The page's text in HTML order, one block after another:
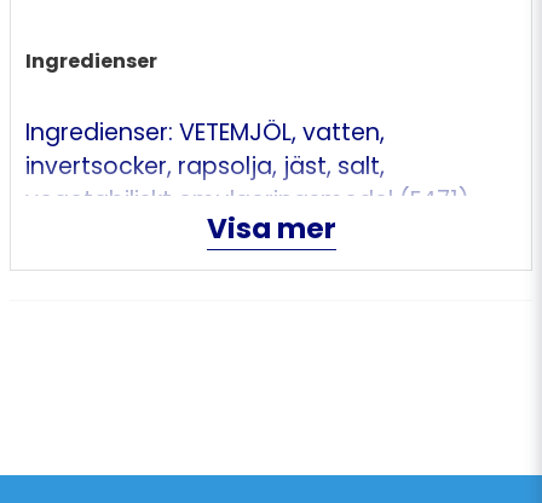
Ingredienser
Ingredienser: VETEMJÖL, vatten,
invertsocker, rapsolja, jäst, salt,
vegetabiliskt emulgeringsmedel (E471),
maltmjöl av VETE, vegetabiliskt protein
(ärta), glukossirap, rismjöl,
Visa mer